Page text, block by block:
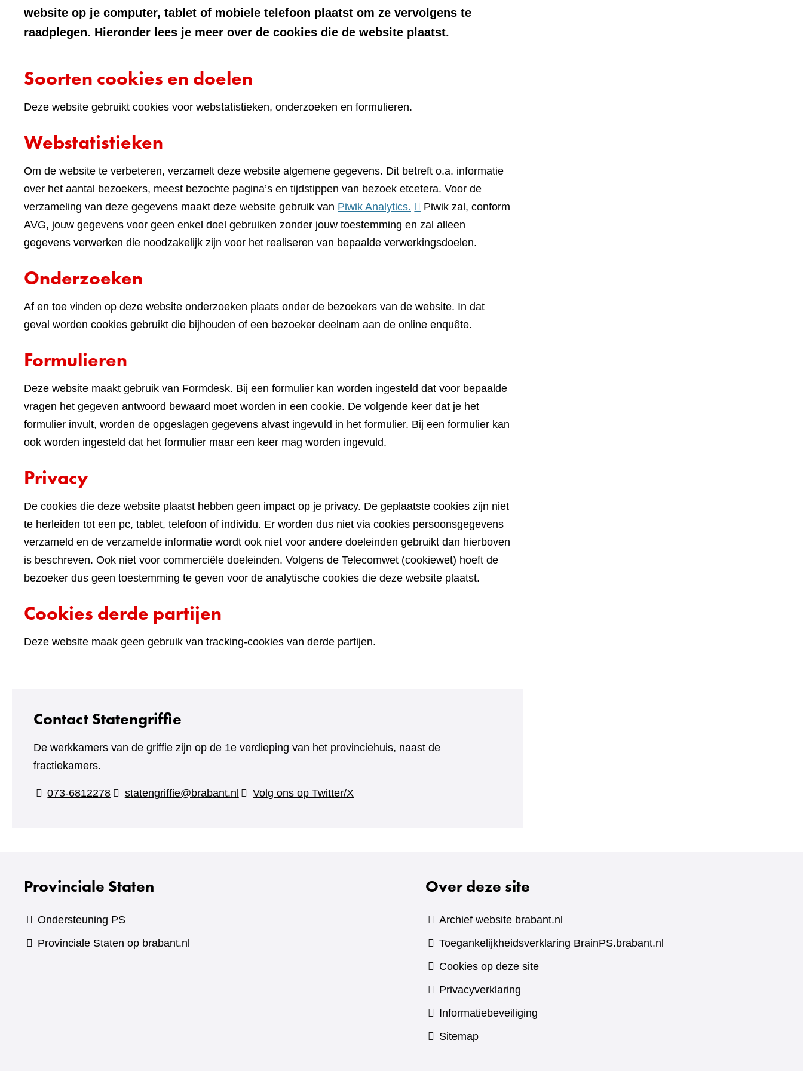
website op je computer, tablet of mobiele telefoon plaatst om ze vervolgens te
raadplegen. Hieronder lees je meer over de cookies die de website plaatst.
Soorten cookies en doelen
Deze website gebruikt cookies voor webstatistieken, onderzoeken en formulieren.
Webstatistieken
Om de website te verbeteren, verzamelt deze website algemene gegevens. Dit betreft o.a. informatie
over het aantal bezoekers, meest bezochte pagina’s en tijdstippen van bezoek etcetera. Voor de
verzameling van deze gegevens maakt deze website gebruik van Piwik Analytics. (verwijst
naar
een
Piwik zal, conform
AVG, jouw gegevens voor geen enkel doel gebruiken zonder jouw toestemming en zal alleen
gegevens verwerken die noodzakelijk zijn voor het realiseren van bepaalde verwerkingsdoelen.
Onderzoeken
Af en toe vinden op deze website onderzoeken plaats onder de bezoekers van de website. In dat
geval worden cookies gebruikt die bijhouden of een bezoeker deelnam aan de online enquête.
Formulieren
Deze website maakt gebruik van Formdesk. Bij een formulier kan worden ingesteld dat voor bepaalde
vragen het gegeven antwoord bewaard moet worden in een cookie. De volgende keer dat je het
formulier invult, worden de opgeslagen gegevens alvast ingevuld in het formulier. Bij een formulier kan
ook worden ingesteld dat het formulier maar een keer mag worden ingevuld.
Privacy
De cookies die deze website plaatst hebben geen impact op je privacy. De geplaatste cookies zijn niet
te herleiden tot een pc, tablet, telefoon of individu. Er worden dus niet via cookies persoonsgegevens
verzameld en de verzamelde informatie wordt ook niet voor andere doeleinden gebruikt dan hierboven
is beschreven. Ook niet voor commerciële doeleinden. Volgens de Telecomwet (cookiewet) hoeft de
bezoeker dus geen toestemming te geven voor de analytische cookies die deze website plaatst.
Cookies derde partijen
Deze website maak geen gebruik van tracking-cookies van derde partijen.
Contact Statengriffie
De werkkamers van de griffie zijn op de 1e verdieping van het provinciehuis, naast de
fractiekamers.
073-6812278 statengriffie@brabant.nl Volg ons op Twitter/X
Provinciale Staten
Ondersteuning PS
Provinciale Staten op brabant.nl
Over deze site
Archief website brabant.nl
Toegankelijkheidsverklaring BrainPS.brabant.nl
Cookies op deze site
Privacyverklaring
Informatiebeveiliging
Sitemap